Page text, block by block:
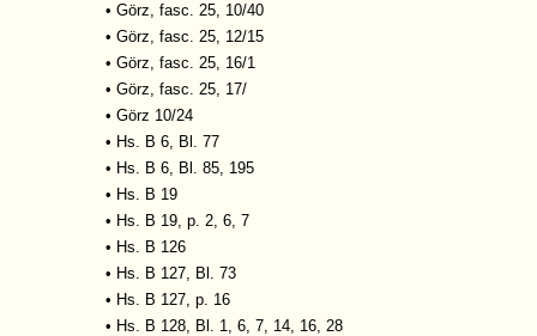
• Görz, fasc. 25, 10/40
• Görz, fasc. 25, 12/15
• Görz, fasc. 25, 16/1
• Görz, fasc. 25, 17/
• Görz 10/24
• Hs. B 6, Bl. 77
• Hs. B 6, Bl. 85, 195
• Hs. B 19
• Hs. B 19, p. 2, 6, 7
• Hs. B 126
• Hs. B 127, Bl. 73
• Hs. B 127, p. 16
• Hs. B 128, Bl. 1, 6, 7, 14, 16, 28